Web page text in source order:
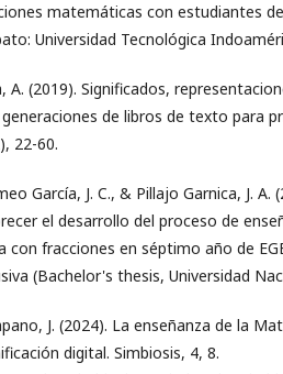
matemáticas con estudiantes
Universidad Tecnológica
A. (2019). Significados,
de libros de texto para
22-60.
García, J. C., & Pillajo Garnica, J. A.
el desarrollo del proceso de
con fracciones en séptimo año de
(Bachelor's thesis, Universidad
J. (2024). La enseñanza de la
digital. Simbiosis, 4, 8.